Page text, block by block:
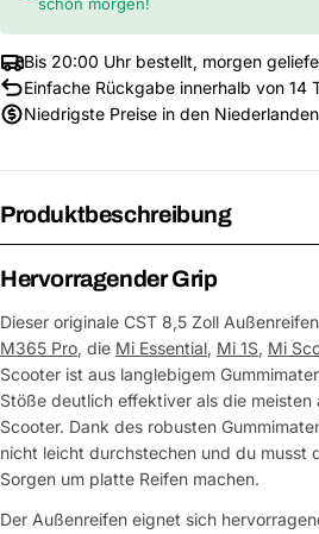
Bis 20:00 Uhr bestellt, morgen
Einfache Rückgabe innerhalb von 14
Niedrigste Preise in den Niederlanden
Produktbeschreibung
Hervorragender Grip
Dieser originale CST 8,5 Zoll
M365 Pro, die Mi Essential, Mi 1S, Mi
Scooter ist aus langlebigem
Stöße deutlich effektiver als die
Scooter. Dank des robusten
nicht leicht durchstechen und du musst
Sorgen um platte Reifen machen.
Der Außenreifen eignet sich